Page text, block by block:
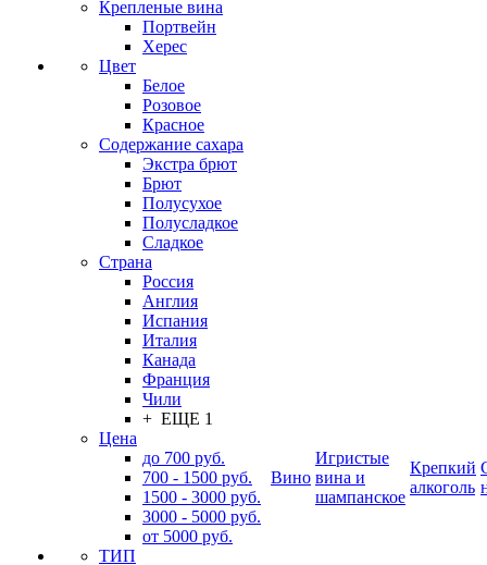
Крепленые вина
Портвейн
Херес
Цвет
Белое
Розовое
Красное
Содержание сахара
Экстра брют
Брют
Полусухое
Полусладкое
Сладкое
Страна
Россия
Англия
Испания
Италия
Канада
Франция
Чили
+ ЕЩЕ 1
Цена
до 700 руб.
700 - 1500 руб.
1500 - 3000 руб.
3000 - 5000 руб.
от 5000 руб.
ТИП
Вино
Игристые
вина и
шампанское
Крепкий
алкоголь